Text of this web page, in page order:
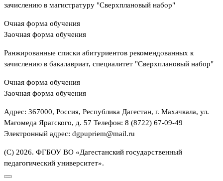
зачислению в магистратуру "Сверхплановый набор"
Очная форма обучения
Заочная форма обучения
Ранжированные списки абитуриентов рекомендованных к
зачислению в бакалавриат, специалитет "Сверхплановый набор"
Очная форма обучения
Заочная форма обучения
Адрес: 367000, Россия, Республика Дагестан, г. Махачкала, ул.
Магомеда Ярагского, д. 57 Телефон: 8 (8722) 67-09-49
Электронный адрес: dgpupriem@mail.ru
(С) 2026. ФГБОУ ВО «Дагестанский государственный
педагогический университет».